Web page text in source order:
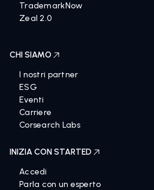
TrademarkNow
Zeal 2.0
CHI SIAMO
I nostri partner
ESG
Eventi
Carriere
Corsearch Labs
INIZIA CON STARTED
Accedi
Parla con un esperto